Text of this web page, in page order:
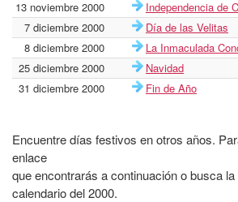
13 noviembre 2000
Independencia de
7 diciembre 2000
Día de las Velitas
8 diciembre 2000
La Inmaculada
25 diciembre 2000
Navidad
31 diciembre 2000
Fin de Año
Encuentre días festivos en otros años.
enlace
que encontrarás a continuación o busca
calendario del 2000.